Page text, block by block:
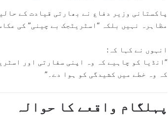
پاکستانی وزیر دفاع نے بھارتی قیادت کے
مظاہرہ نہیں بلکہ “اسٹریٹجک بے چینی” کی
انہوں نے کہا کہ:
“انڈیا کو چاہیے کہ وہ اپنی سفارتی اور
کہ وہ خطے میں کشیدگی کو ہوا دے۔”
پہلگام واقعے کا حوالہ